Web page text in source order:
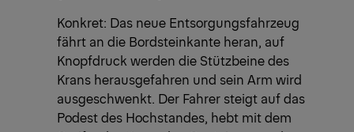
Konkret: Das neue Entsorgungsfahrzeug
fährt an die Bordsteinkante heran, auf
Knopfdruck werden die Stützbeine des
Krans herausgefahren und sein Arm wird
ausgeschwenkt. Der Fahrer steigt auf das
Podest des Hochstandes, hebt mit dem